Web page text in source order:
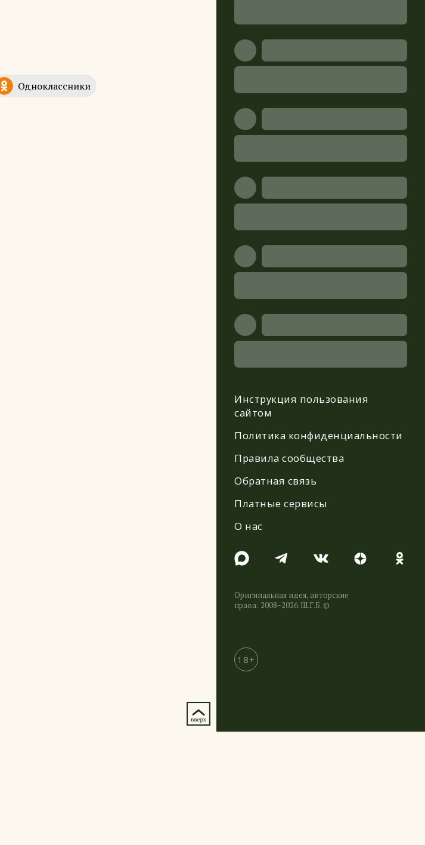
Инструкция пользования
сайтом
Политика конфиденциальности
Правила сообщества
Обратная связь
Платные сервисы
О нас
Оригинальная идея, авторские
права: 2008−2026. Ш.Г.Б. ©
18+